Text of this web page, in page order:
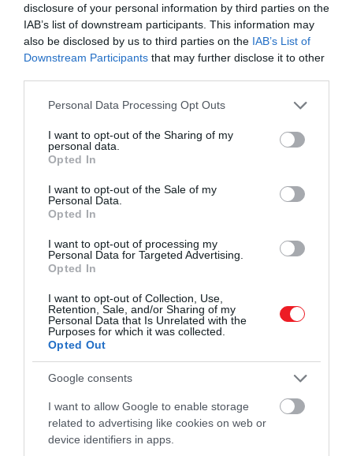
disclosure of your personal information by third parties on the
IAB’s list of downstream participants. This information may
also be disclosed by us to third parties on the IAB’s List of
Downstream Participants that may further disclose it to other
Please note that this website/app uses one or more Google
not limited to your visit or usage behaviour. You may click to
grant or deny consent to Google and its third-party tags to
use your data for below specified purposes in below Google
consent section.
Personal Data Processing Opt Outs
I want to opt-out of the Sharing of my
personal data.
Opted In
I want to opt-out of the Sale of my
Personal Data.
Opted In
I want to opt-out of processing my
Personal Data for Targeted Advertising.
Opted In
I want to opt-out of Collection, Use,
Retention, Sale, and/or Sharing of my
Personal Data that Is Unrelated with the
Purposes for which it was collected.
Opted Out
Google consents
I want to allow Google to enable storage
related to advertising like cookies on web or
device identifiers in apps.
hiba volt Kim Kardashianre adni Marilyn
Monroe ikonikus ruháját.
2022. MÁJUS 22. ● HAMU ÉS GYÉMÁNT
Kicsit sem örült Marilyn
Monroe ruhatervezője, hogy
Kim…
HAMU ÉS GYÉMÁNT